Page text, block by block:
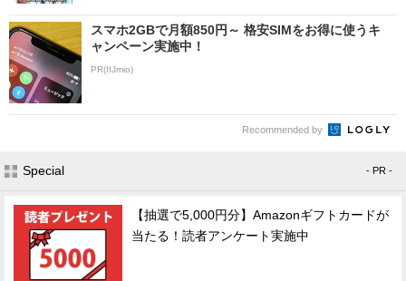
スマホ2GBで月額850円～ 格安SIMをお得に使うキ
ャンペーン実施中！
PR(IIJmio)
Recommended by
Special - PR -
【抽選で5,000円分】Amazonギフトカードが
当たる！読者アンケート実施中